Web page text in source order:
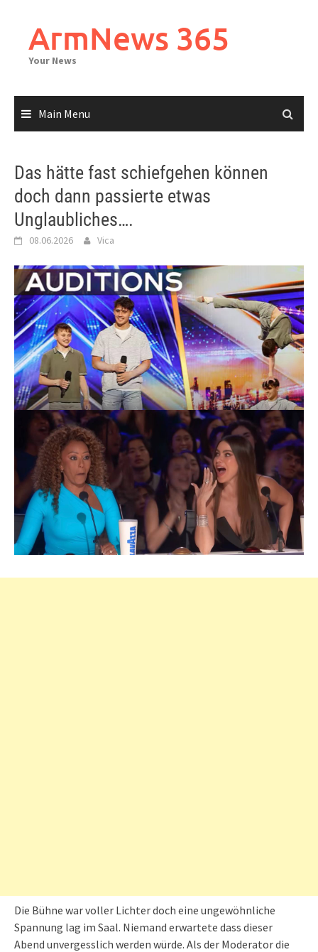
contentArmNews 365
Your News
Main Menu
Das hätte fast schiefgehen können
doch dann passierte etwas
Unglaubliches….
08.06.2026 Vica
Die Bühne war voller Lichter doch eine ungewöhnliche
Spannung lag im Saal. Niemand erwartete dass dieser
Abend unvergesslich werden würde. Als der Moderator die